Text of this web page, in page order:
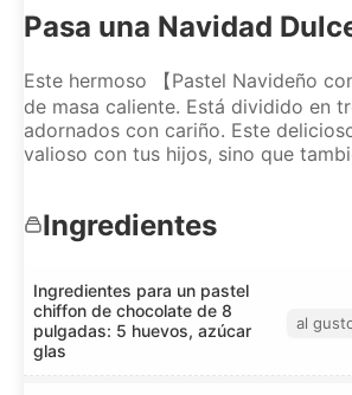
Pasa una Navidad
Este hermoso 【Pastel Navideño
de masa caliente. Está dividido en
adornados con cariño. Este
valioso con tus hijos, sino que
Ingredientes
Ingredientes para un pastel
chiffon de chocolate de 8
pulgadas: 5 huevos, azúcar
glas
al